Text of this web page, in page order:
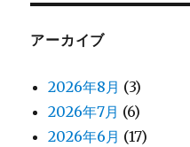
アーカイブ
2026年8月 (3)
2026年7月 (6)
2026年6月 (17)